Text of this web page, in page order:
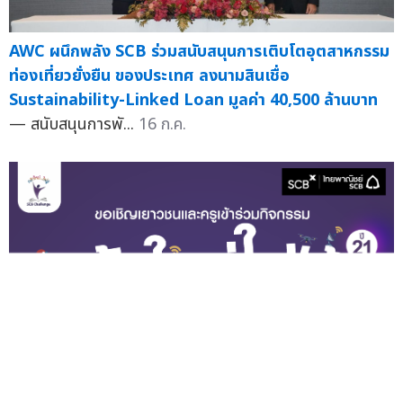
AWC ผนึกพลัง SCB ร่วมสนับสนุนการเติบโตอุตสาหกรรม
ท่องเที่ยวยั่งยืน ของประเทศ ลงนามสินเชื่อ
Sustainability-Linked Loan มูลค่า 40,500 ล้านบาท
— สนับสนุนการพั... 16 ก.ค.